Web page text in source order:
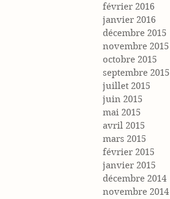
février 2016
janvier 2016
décembre 2015
novembre 2015
octobre 2015
septembre 2015
juillet 2015
juin 2015
mai 2015
avril 2015
mars 2015
février 2015
janvier 2015
décembre 2014
novembre 2014